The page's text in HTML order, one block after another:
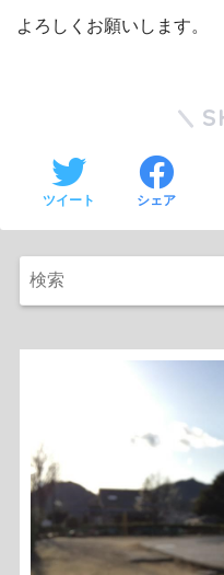
よろしくお願いします。
ツイート シェア